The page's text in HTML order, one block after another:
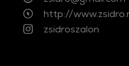
http://
zsidroszalon